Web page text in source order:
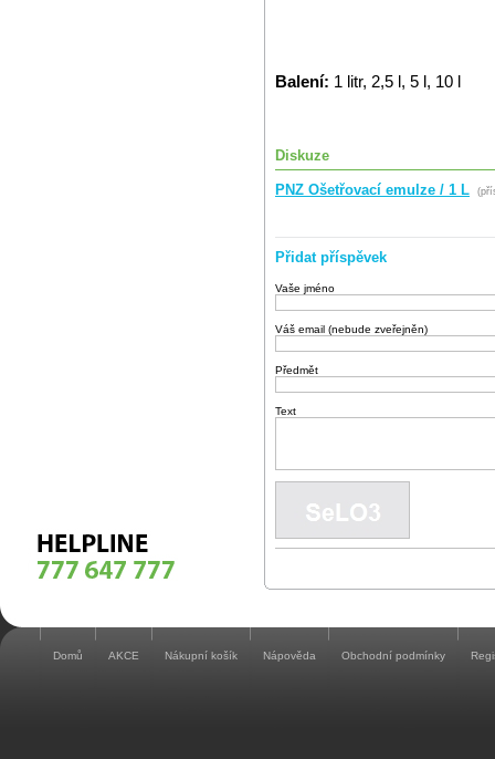
Balení: 1 litr, 2,5 l, 5 l, 10 l
Diskuze
PNZ Ošetřovací emulze / 1 L
Přidat příspěvek
Vaše jméno
Váš email (nebude zveřejněn)
Předmět
Text
Domů AKCE Nákupní košík Nápověda Obchodní podmínky